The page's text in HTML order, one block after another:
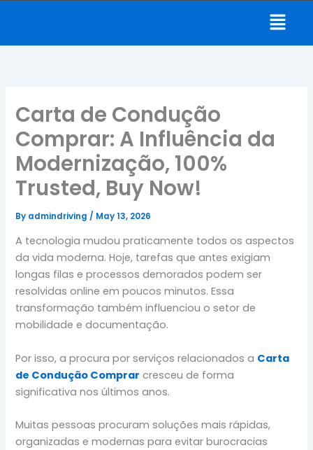
Menu
Carta de Condução
Comprar: A Influência da
Modernização, 100%
Trusted, Buy Now!
By admindriving / May 13, 2026
A tecnologia mudou praticamente todos os aspectos
da vida moderna. Hoje, tarefas que antes exigiam
longas filas e processos demorados podem ser
resolvidas online em poucos minutos. Essa
transformação também influenciou o setor de
mobilidade e documentação.
Por isso, a procura por serviços relacionados a Carta
de Condução Comprar cresceu de forma
significativa nos últimos anos.
Muitas pessoas procuram soluções mais rápidas,
organizadas e modernas para evitar burocracias